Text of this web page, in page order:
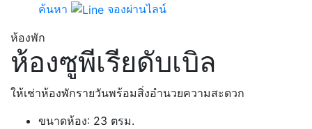
ค้นหา
จองผ่านไลน์
ห้องพัก
ห้องซูพีเรียดับเบิล
ให้เช่าห้องพักรายวันพร้อมสิ่งอำนวยความสะดวก
ขนาดห้อง: 23 ตรม.